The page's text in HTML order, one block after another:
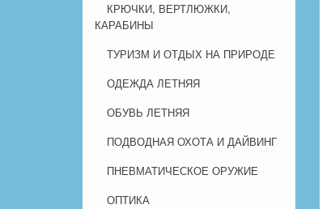
КРЮЧКИ, ВЕРТЛЮЖКИ,
КАРАБИНЫ
ТУРИЗМ И ОТДЫХ НА ПРИРОДЕ
ОДЕЖДА ЛЕТНЯЯ
ОБУВЬ ЛЕТНЯЯ
ПОДВОДНАЯ ОХОТА И ДАЙВИНГ
ПНЕВМАТИЧЕСКОЕ ОРУЖИЕ
ОПТИКА